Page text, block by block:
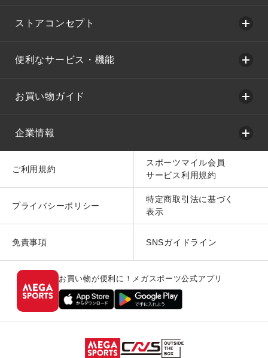
ストアコンセプト
便利なサービス・機能
お買い物ガイド
企業情報
ご利用規約
スポーツマイル会員
サービス利用規約
プライバシーポリシー
特定商取引法に基づく
表示
免責事項 SNSガイドライン
お買い物が便利に！メガスポーツ公式アプリ